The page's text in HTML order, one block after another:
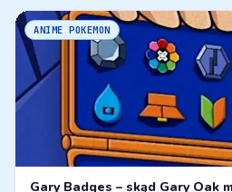
ANIME POKEMON
Gary Badges – skąd Gary Oak